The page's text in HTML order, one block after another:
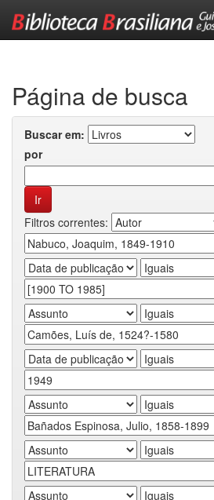
Página de busca
Buscar em:
por
Filtros correntes: